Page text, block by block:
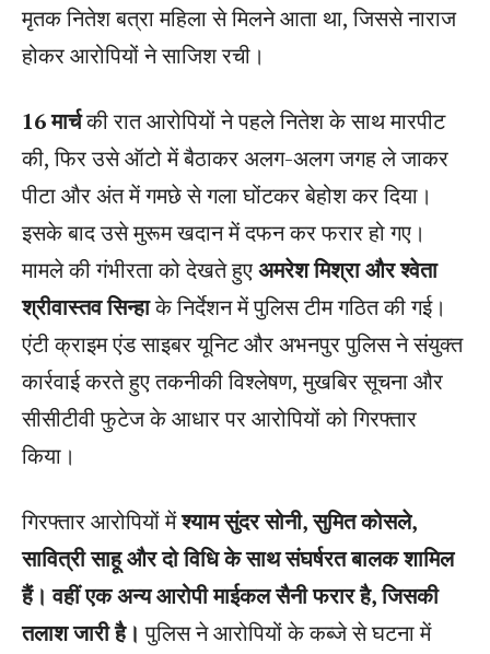
मृतक नितेश बत्रा महिला से मिलने आता था, जिससे नाराज
होकर आरोपियों ने साजिश रची।
16 मार्चकी रात आरोपियों ने पहले नितेश के साथ मारपीट
की, फिर उसे ऑटो में बैठाकर अलग-अलग जगह ले जाकर
पीटा और अंत में गमछे से गला घोंटकर बेहोश कर दिया।
इसके बाद उसे मुरूम खदान में दफन कर फरार हो गए।
मामले की गंभीरता को देखते हुएअमरेश मिश्रा और श्वेता
श्रीवास्तव सिन्हाके निर्देशन में पुलिस टीम गठित की गई।
एंटी क्राइम एंड साइबर यूनिट और अभनपुर पुलिस ने संयुक्त
कार्रवाई करते हुए तकनीकी विश्लेषण, मुखबिर सूचना और
सीसीटीवी फुटेज के आधार पर आरोपियों को गिरफ्तार
किया।
गिरफ्तार आरोपियों मेंश्याम सुंदर सोनी, सुमित कोसले,
सावित्री साहू और दो विधि के साथ संघर्षरत बालक शामिल
हैं। वहीं एक अन्य आरोपी माईकल सैनी फरार है, जिसकी
तलाश जारी है। पुलिस ने आरोपियों के कब्जे से घटना में